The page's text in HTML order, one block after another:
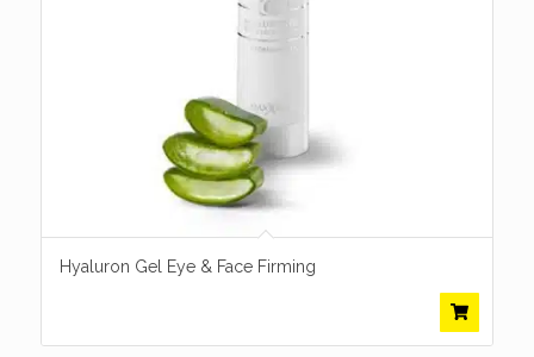
Hyaluron Gel Eye & Face Firming